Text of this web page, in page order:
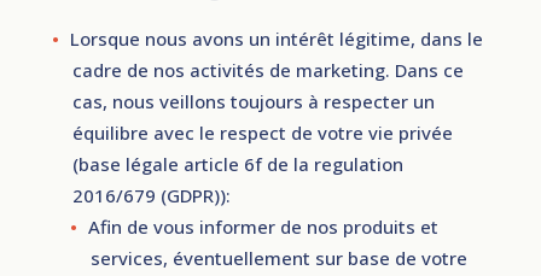
Lorsque nous avons un intérêt légitime, dans le
cadre de nos activités de marketing. Dans ce
cas, nous veillons toujours à respecter un
équilibre avec le respect de votre vie privée
(base légale article 6f de la regulation
2016/679 (GDPR)):
Afin de vous informer de nos produits et
services, éventuellement sur base de votre